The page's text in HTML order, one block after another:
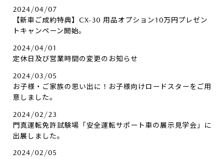
2024/04/07
【新車ご成約特典】CX-30 用品オプション10万円プレゼン
トキャンペーン開始。
2024/04/01
定休日及び営業時間の変更のお知らせ
2024/03/05
お子様・ご家族の思い出に！お子様向けロードスターをご用
意しました。
2024/02/23
門真運転免許試験場「安全運転サポート車の展示見学会」に
出展しました。
2024/02/05